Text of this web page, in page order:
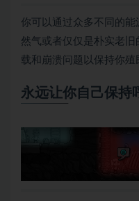
你可以通过众多不同的
然气或者仅仅是朴实老
载和崩溃问题以保持你殖
永远让你自己保持